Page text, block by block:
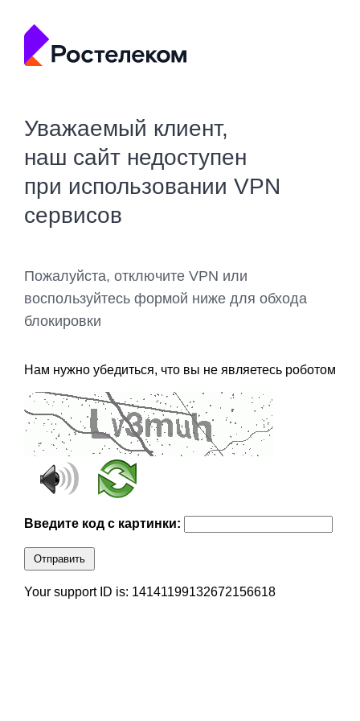
Уважаемый клиент,
наш сайт недоступен
при использовании VPN
сервисов
Пожалуйста, отключите VPN или
воспользуйтесь формой ниже для обхода
блокировки
Нам нужно убедиться, что вы не являетесь роботом
Введите код с картинки:
Отправить
Your support ID is: 14141199132672156618